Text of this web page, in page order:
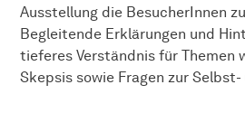
Ausstellung die BesucherInnen
Begleitende Erklärungen und
tieferes Verständnis für Themen
Skepsis sowie Fragen zur